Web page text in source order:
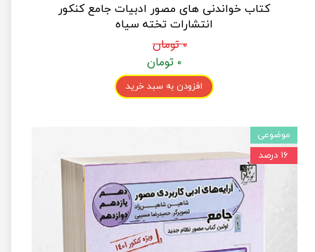
کتاب خواندنی های مصور ادبیات جامع کنکور
انتشارات تخته سیاه
۰ تومان
۰ تومان
افزودن به سبد خرید
موضوعی
۱۶ درصد